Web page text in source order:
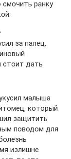
смочить ранку
за палец,
стоит дать
малыша
который
защитить
поводом для
излишне